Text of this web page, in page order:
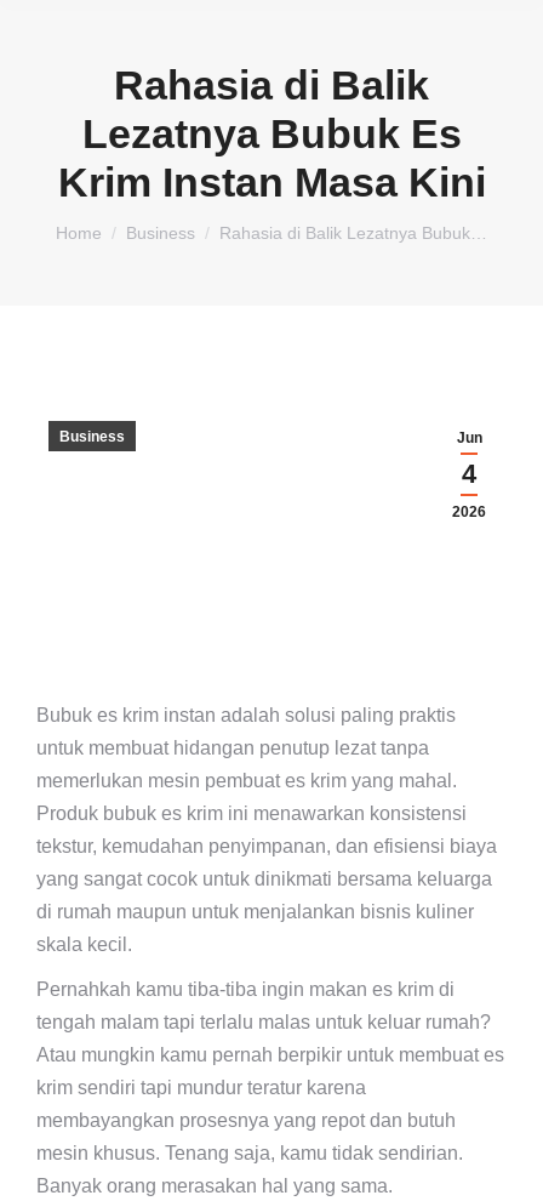
Rahasia di Balik
Lezatnya Bubuk Es
Krim Instan Masa Kini
You are here:
Home Business Rahasia di Balik Lezatnya Bubuk…
Jun
4
2026
Business
Bubuk es krim instan adalah solusi paling praktis
untuk membuat hidangan penutup lezat tanpa
memerlukan mesin pembuat es krim yang mahal.
Produk bubuk es krim ini menawarkan konsistensi
tekstur, kemudahan penyimpanan, dan efisiensi biaya
yang sangat cocok untuk dinikmati bersama keluarga
di rumah maupun untuk menjalankan bisnis kuliner
skala kecil.
Pernahkah kamu tiba-tiba ingin makan es krim di
tengah malam tapi terlalu malas untuk keluar rumah?
Atau mungkin kamu pernah berpikir untuk membuat es
krim sendiri tapi mundur teratur karena
membayangkan prosesnya yang repot dan butuh
mesin khusus. Tenang saja, kamu tidak sendirian.
Banyak orang merasakan hal yang sama.